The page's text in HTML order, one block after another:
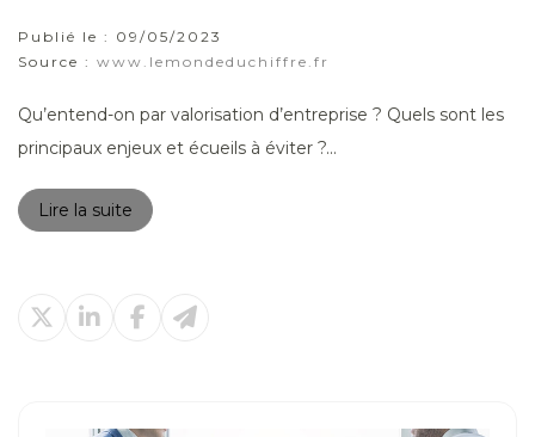
Publié le : 09/05/2023
Source : www.lemondeduchiffre.fr
Qu’entend-on par valorisation d’entreprise ? Quels sont les
principaux enjeux et écueils à éviter ?...
Lire la suite